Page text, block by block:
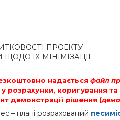
ПРОЕКТУ
ЇХ МІНІМІЗАЦІЇ
надається файл
у розрахунки, коригування
демонстрації рішення (
– плані розрахований